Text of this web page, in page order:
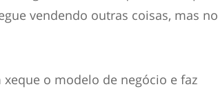
vendendo outras coisas, mas no
o modelo de negócio e faz